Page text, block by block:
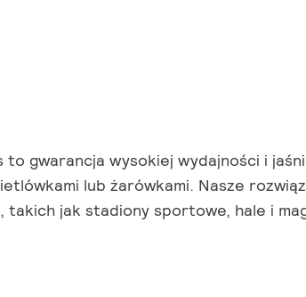
to gwarancja wysokiej wydajności i
lub żarówkami. Nasze
jak stadiony sportowe, hale i